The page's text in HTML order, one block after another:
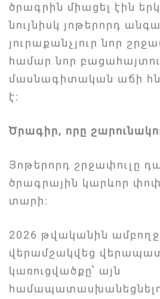
ծրագրին միացել էին
նույնիսկ յոթերորդ
յուրաքանչյուր նոր
համար նոր
մասնագիտական աճի
է։
Ծրագիր, որը
Յոթերորդ շրջափուլը
ծրագրային կարևոր
տարի։
2026 թվականին
վերամշակվեց
կառուցվածքը՝ այն
համապատասխանեցնելով